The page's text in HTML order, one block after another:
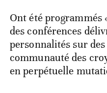
Ont été programmés
des conférences
personnalités sur
communauté des
en perpétuelle